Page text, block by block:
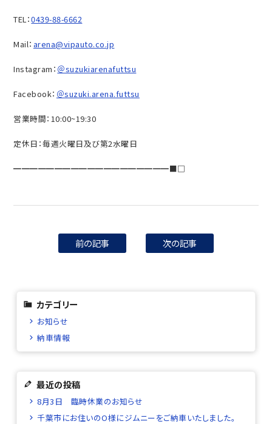
TEL：0439-88-6662
Mail： arena@vipauto.co.jp
Instagram： ＠suzukiarenafuttsu
Facebook： ＠suzuki.arena.futtsu
営業時間：10:00~19:30
定休日：毎週火曜日及び第2水曜日
━━━━━━━━━━━━━━━━━━━■□
前の記事 次の記事
カテゴリー
お知らせ
納車情報
最近の投稿
8月3日 臨時休業のお知らせ
千葉市にお住いのO様にジムニーをご納車いたしました。